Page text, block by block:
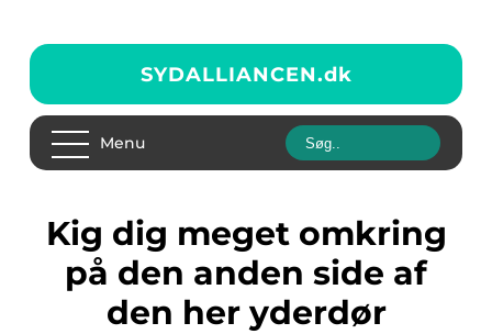
SYDALLIANCEN.dk
Menu
Kig dig meget omkring
på den anden side af
den her yderdør